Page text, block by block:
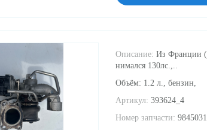
Описание: Из Франции
нимался 130лс.,..
Объём: 1.2 л., бензин,
Артикул: 393624_4
Номер запчасти: